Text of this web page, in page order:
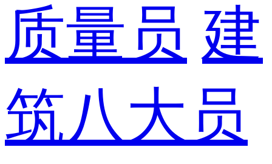
质量员 建
筑八大员